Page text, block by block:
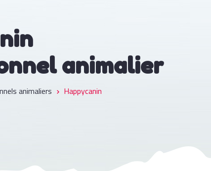
animalier
animaliers Happycanin